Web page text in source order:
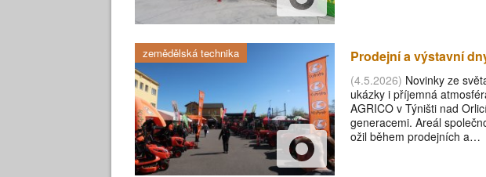
zemědělská technika Prodejní a výstavní
(4.5.2026) Novinky ze
ukázky i příjemná
AGRICO v Týništi nad
generacemi. Areál
ožil během prodejních a…